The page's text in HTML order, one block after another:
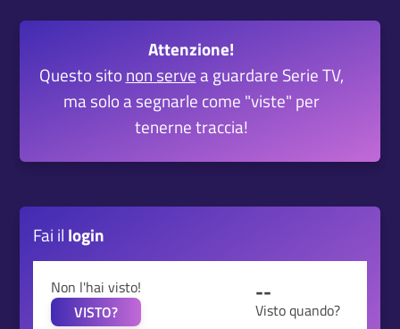
Attenzione!
Questo sito non servea guardare Serie TV,
ma solo a segnarle come "viste" per
tenerne traccia!
Fai il login
Non l'hai visto!
VISTO?
--
Visto quando?